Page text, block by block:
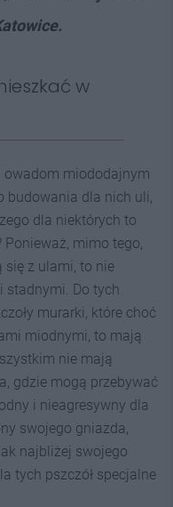
w
owadom miododajnym
budowania dla nich uli,
dla niektórych to
Ponieważ, mimo tego,
się z ulami, to nie
stadnymi. Do tych
murarki, które choć
miodnymi, to mają
nie mają
gdzie mogą przebywać
i nieagresywny dla
swojego gniazda,
najbliżej swojego
tych pszczół specjalne